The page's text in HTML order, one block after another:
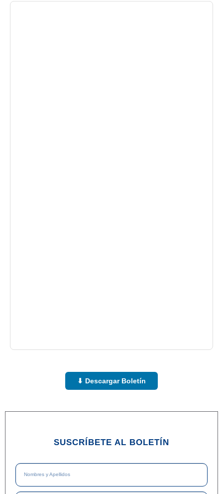
⬇ Descargar Boletín
SUSCRÍBETE AL BOLETÍN